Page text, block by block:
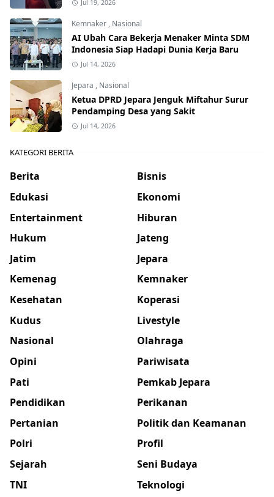
Jul 19, 2026
Kemnaker , Nasional
AI Ubah Cara Bekerja Menaker Minta SDM
Indonesia Siap Hadapi Dunia Kerja Baru
Jul 14, 2026
Jepara , Nasional
Ketua DPRD Jepara Jenguk Miftahur Surur
Pendamping Desa yang Sakit
Jul 14, 2026
KATEGORI BERITA
Berita
Bisnis
Edukasi
Ekonomi
Entertainment
Hiburan
Hukum
Jateng
Jatim
Jepara
Kemenag
Kemnaker
Kesehatan
Koperasi
Kudus
Livestyle
Nasional
Olahraga
Opini
Pariwisata
Pati
Pemkab Jepara
Pendidikan
Perikanan
Pertanian
Politik dan Keamanan
Polri
Profil
Sejarah
Seni Budaya
TNI
Teknologi